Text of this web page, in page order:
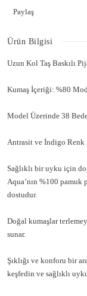
Paylaş
Ürün Bilgisi
Uzun Kol Taş Baskılı
Kumaş İçeriği: %80
Model Üzerinde 38
Antrasit ve İndigo Renk
Sağlıklı bir uyku için
Aqua’nın %100 pamuk
dostudur.
Doğal kumaşlar
sunar.
Şıklığı ve konforu bir
keşfedin ve sağlıklı